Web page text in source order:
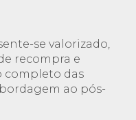
se valorizado,
recompra e
completo das
ao pós-